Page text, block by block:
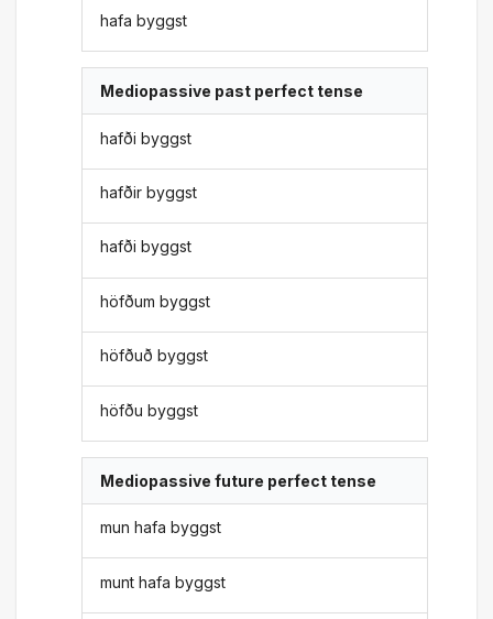
hafa byggst
Mediopassive past perfect tense
hafði byggst
hafðir byggst
hafði byggst
höfðum byggst
höfðuð byggst
höfðu byggst
Mediopassive future perfect tense
mun hafa byggst
munt hafa byggst